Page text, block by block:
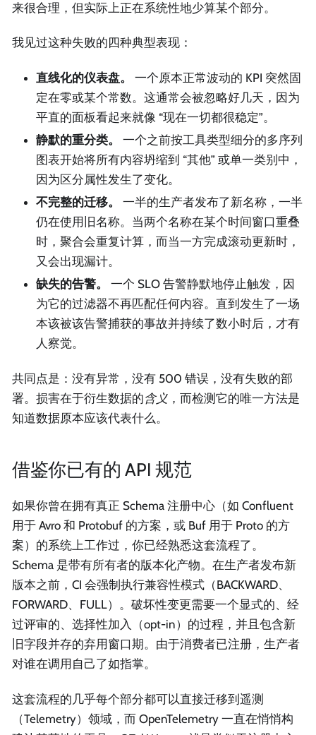
来很合理，但实际上正在系统性地少算某个部分。
我见过这种失败的四种典型表现：
直线化的仪表盘。
一个原本正常波动的 KPI 突然固
定在零或某个常数。这通常会被忽略好几天，因为
平直的面板看起来就像 “现在一切都很稳定”。
静默的重分类。
一个之前按工具类型细分的多序列
图表开始将所有内容坍缩到 “其他” 或单一类别中，
因为区分属性发生了变化。
不完整的迁移。
一半的生产者发布了新名称，一半
仍在使用旧名称。当两个名称在某个时间窗口重叠
时，聚合会重复计算，而当一方完成滚动更新时，
又会出现漏计。
缺失的告警。
一个 SLO 告警静默地停止触发，因
为它的过滤器不再匹配任何内容。直到发生了一场
本该被该告警捕获的事故并持续了数小时后，才有
人察觉。
共同点是：没有异常，没有 500 错误，没有失败的部
署。损害在于衍生数据的含义 ，而检测它的唯一方法是
知道数据原本应该代表什么。
借鉴你已有的 API 规范
如果你曾在拥有真正 Schema 注册中心（如 Confluent
用于 Avro 和 Protobuf 的方案，或 Buf 用于 Proto 的方
案）的系统上工作过，你已经熟悉这套流程了。
Schema 是带有所有者的版本化产物。在生产者发布新
版本之前，CI 会强制执行兼容性模式（BACKWARD、
FORWARD、FULL）。破坏性变更需要一个显式的、经
过评审的、选择性加入（opt-in）的过程，并且包含新
旧字段并存的弃用窗口期。由于消费者已注册，生产者
对谁在调用自己了如指掌。
这套流程的几乎每个部分都可以直接迁移到遥测
（Telemetry）领域，而 OpenTelemetry 一直在悄悄构